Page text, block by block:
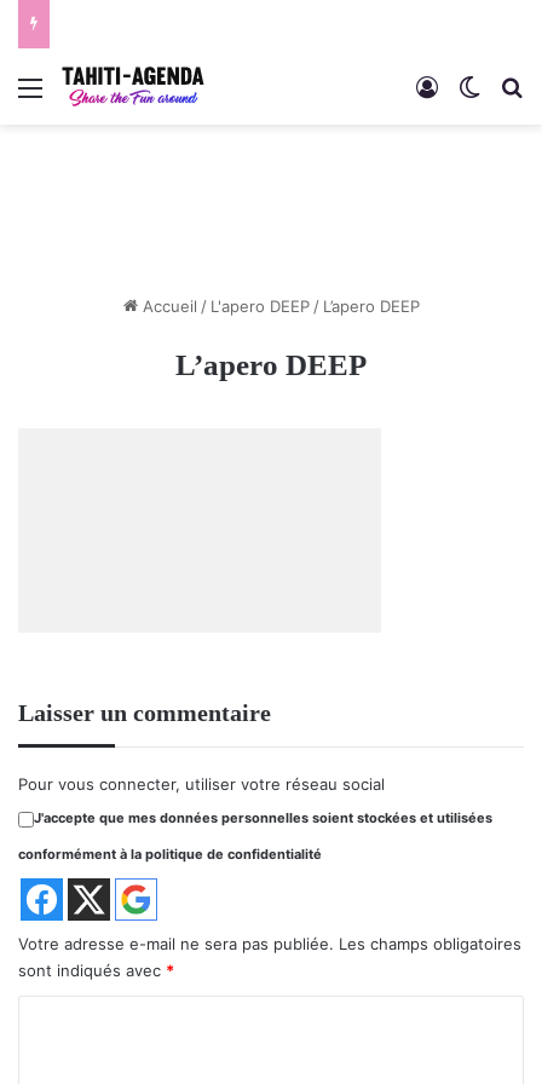
Menu Connexion
Accueil / L'apero DEEP / L’apero DEEP
L’apero DEEP
Laisser un commentaire
Pour vous connecter, utiliser votre réseau social
J'accepte que mes données personnelles soient stockées et utilisées
conformément à la politique de confidentialité
Votre adresse e-mail ne sera pas publiée. Les champs obligatoires
sont indiqués avec *